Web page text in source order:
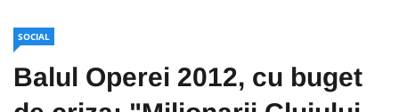
SOCIAL
Balul Operei 2012, cu buget